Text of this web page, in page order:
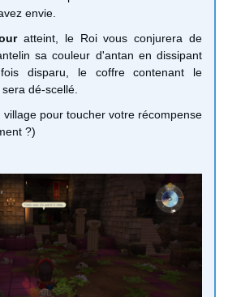
envie.
atteint, le Roi vous conjurera de
sa couleur d'antan en dissipant
disparu, le coffre contenant le
sera dé-scellé.
village pour toucher votre récompense
?)